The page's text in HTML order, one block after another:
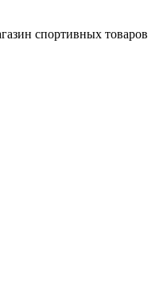
спортивных товаров